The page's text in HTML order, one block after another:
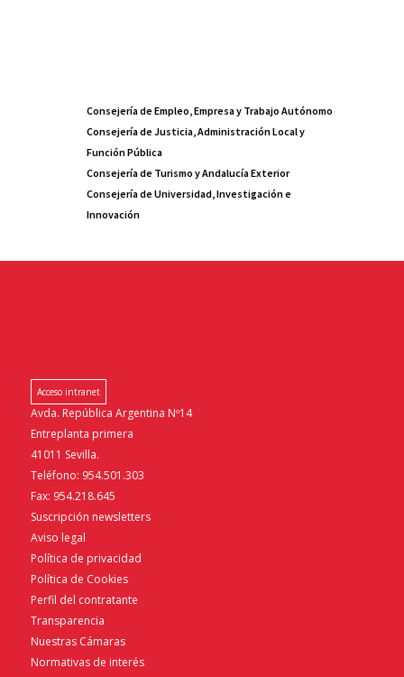
Consejería de Empleo, Empresa y Trabajo Autónomo
Consejería de Justicia, Administración Local y
Función Pública
Consejería de Turismo y Andalucía Exterior
Consejería de Universidad, Investigación e
Innovación
Acceso intranet
Avda. República Argentina Nº14
Entreplanta primera
41011 Sevilla.
Teléfono: 954.501.303
Fax: 954.218.645
Suscripción newsletters
Aviso legal
Política de privacidad
Política de Cookies
Perfil del contratante
Transparencia
Nuestras Cámaras
Normativas de interés